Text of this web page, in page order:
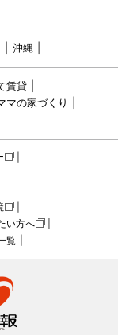
沖縄
賃貸
マの家づくり
い方へ
覧